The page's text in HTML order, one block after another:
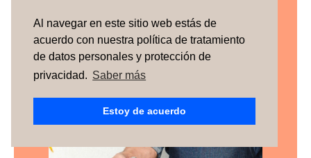
Al navegar en este sitio web estás de
acuerdo con nuestra política de tratamiento
de datos personales y protección de
privacidad. Saber más
Estoy de acuerdo